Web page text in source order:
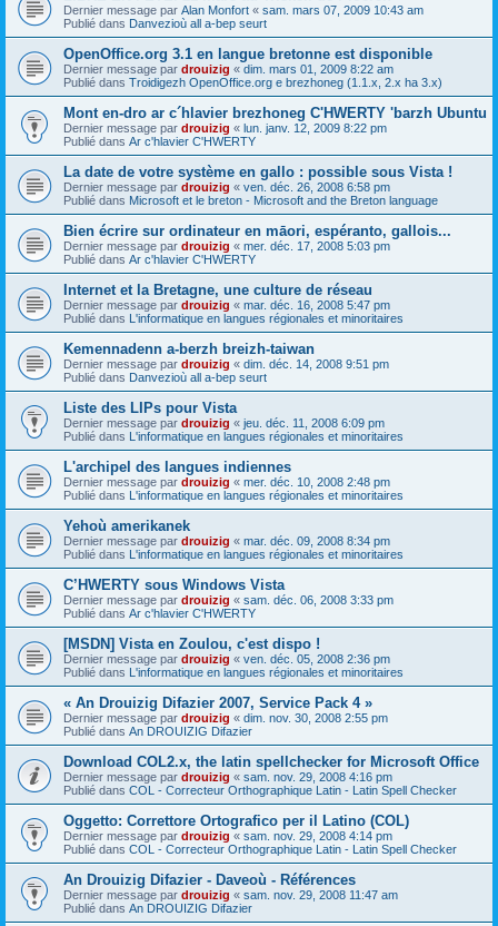
Dernier message par Alan Monfort « sam. mars 07, 2009 10:43 am
Publié dans Danvezioù all a-bep seurt
OpenOffice.org 3.1 en langue bretonne est disponible
Dernier message par drouizig « dim. mars 01, 2009 8:22 am
Publié dans Troidigezh OpenOffice.org e brezhoneg (1.1.x, 2.x ha 3.x)
Mont en-dro ar c´hlavier brezhoneg C'HWERTY 'barzh Ubuntu
Dernier message par drouizig « lun. janv. 12, 2009 8:22 pm
Publié dans Ar c'hlavier C'HWERTY
La date de votre système en gallo : possible sous Vista !
Dernier message par drouizig « ven. déc. 26, 2008 6:58 pm
Publié dans Microsoft et le breton - Microsoft and the Breton language
Bien écrire sur ordinateur en māori, espéranto, gallois...
Dernier message par drouizig « mer. déc. 17, 2008 5:03 pm
Publié dans Ar c'hlavier C'HWERTY
Internet et la Bretagne, une culture de réseau
Dernier message par drouizig « mar. déc. 16, 2008 5:47 pm
Publié dans L'informatique en langues régionales et minoritaires
Kemennadenn a-berzh breizh-taiwan
Dernier message par drouizig « dim. déc. 14, 2008 9:51 pm
Publié dans Danvezioù all a-bep seurt
Liste des LIPs pour Vista
Dernier message par drouizig « jeu. déc. 11, 2008 6:09 pm
Publié dans L'informatique en langues régionales et minoritaires
L'archipel des langues indiennes
Dernier message par drouizig « mer. déc. 10, 2008 2:48 pm
Publié dans L'informatique en langues régionales et minoritaires
Yehoù amerikanek
Dernier message par drouizig « mar. déc. 09, 2008 8:34 pm
Publié dans L'informatique en langues régionales et minoritaires
C’HWERTY sous Windows Vista
Dernier message par drouizig « sam. déc. 06, 2008 3:33 pm
Publié dans Ar c'hlavier C'HWERTY
[MSDN] Vista en Zoulou, c'est dispo !
Dernier message par drouizig « ven. déc. 05, 2008 2:36 pm
Publié dans L'informatique en langues régionales et minoritaires
« An Drouizig Difazier 2007, Service Pack 4 »
Dernier message par drouizig « dim. nov. 30, 2008 2:55 pm
Publié dans An DROUIZIG Difazier
Download COL2.x, the latin spellchecker for Microsoft Office
Dernier message par drouizig « sam. nov. 29, 2008 4:16 pm
Publié dans COL - Correcteur Orthographique Latin - Latin Spell Checker
Oggetto: Correttore Ortografico per il Latino (COL)
Dernier message par drouizig « sam. nov. 29, 2008 4:14 pm
Publié dans COL - Correcteur Orthographique Latin - Latin Spell Checker
An Drouizig Difazier - Daveoù - Références
Dernier message par drouizig « sam. nov. 29, 2008 11:47 am
Publié dans An DROUIZIG Difazier